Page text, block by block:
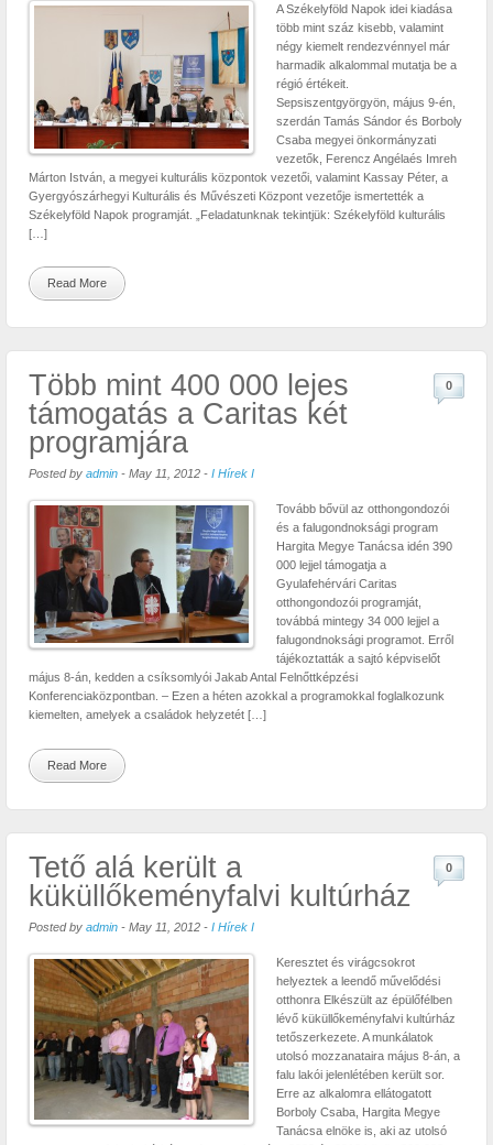
A Székelyföld Napok idei kiadása
több mint száz kisebb, valamint
négy kiemelt rendezvénnyel már
harmadik alkalommal mutatja be a
régió értékeit.
Sepsiszentgyörgyön, május 9-én,
szerdán Tamás Sándor és Borboly
Csaba megyei önkormányzati
vezetők, Ferencz Angélaés Imreh
Márton István, a megyei kulturális központok vezetői, valamint Kassay Péter, a
Gyergyószárhegyi Kulturális és Művészeti Központ vezetője ismertették a
Székelyföld Napok programját. „Feladatunknak tekintjük: Székelyföld kulturális
[…]
Read More
Több mint 400 000 lejes
támogatás a Caritas két
programjára
Posted by admin - May 11, 2012 - I Hírek I
0
Tovább bővül az otthongondozói
és a falugondnoksági program
Hargita Megye Tanácsa idén 390
000 lejjel támogatja a
Gyulafehérvári Caritas
otthongondozói programját,
továbbá mintegy 34 000 lejjel a
falugondnoksági programot. Erről
tájékoztatták a sajtó képviselőt
május 8-án, kedden a csíksomlyói Jakab Antal Felnőttképzési
Konferenciaközpontban. – Ezen a héten azokkal a programokkal foglalkozunk
kiemelten, amelyek a családok helyzetét […]
Read More
Tető alá került a
küküllőkeményfalvi kultúrház
Posted by admin - May 11, 2012 - I Hírek I
0
Keresztet és virágcsokrot
helyeztek a leendő művelődési
otthonra Elkészült az épülőfélben
lévő küküllőkeményfalvi kultúrház
tetőszerkezete. A munkálatok
utolsó mozzanataira május 8-án, a
falu lakói jelenlétében került sor.
Erre az alkalomra ellátogatott
Borboly Csaba, Hargita Megye
Tanácsa elnöke is, aki az utolsó